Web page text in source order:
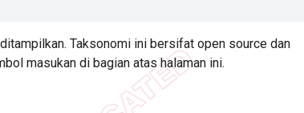
Taksonomi ini bersifat open source dan
masukan di bagian atas halaman ini.